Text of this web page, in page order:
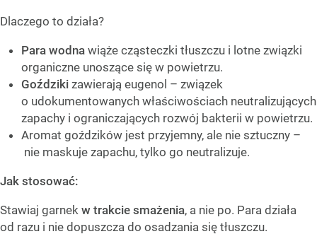
Dlaczego to działa?
Para wodna wiąże cząsteczki tłuszczu i lotne związki
organiczne unoszące się w powietrzu.
Goździki zawierają eugenol – związek
o udokumentowanych właściwościach neutralizujących
zapachy i ograniczających rozwój bakterii w powietrzu.
Aromat goździków jest przyjemny, ale nie sztuczny –
nie maskuje zapachu, tylko go neutralizuje.
Jak stosować:
Stawiaj garnek w trakcie smażenia, a nie po. Para działa
od razu i nie dopuszcza do osadzania się tłuszczu.